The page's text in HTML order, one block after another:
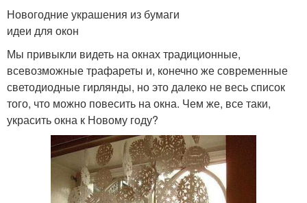
Новогодние украшения из бумаги
идеи для окон
Мы привыкли видеть на окнах традиционные,
всевозможные трафареты и, конечно же современные
светодиодные гирлянды, но это далеко не весь список
того, что можно повесить на окна. Чем же, все таки,
украсить окна к Новому году?